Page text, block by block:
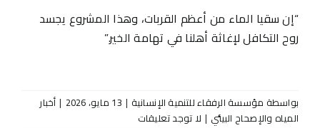
“إن سقيا الماء من أعظم القربات، وهذا المشروع يجسد
روح التكافل لإغاثة أهلنا في تهامة الخير.”
بواسطة مؤسسة الرفقاء للتنمية الإنسانية | 13 مايو، 2026 | أخبار
المياه والإصحاح البيئي | لا توجد تعليقات